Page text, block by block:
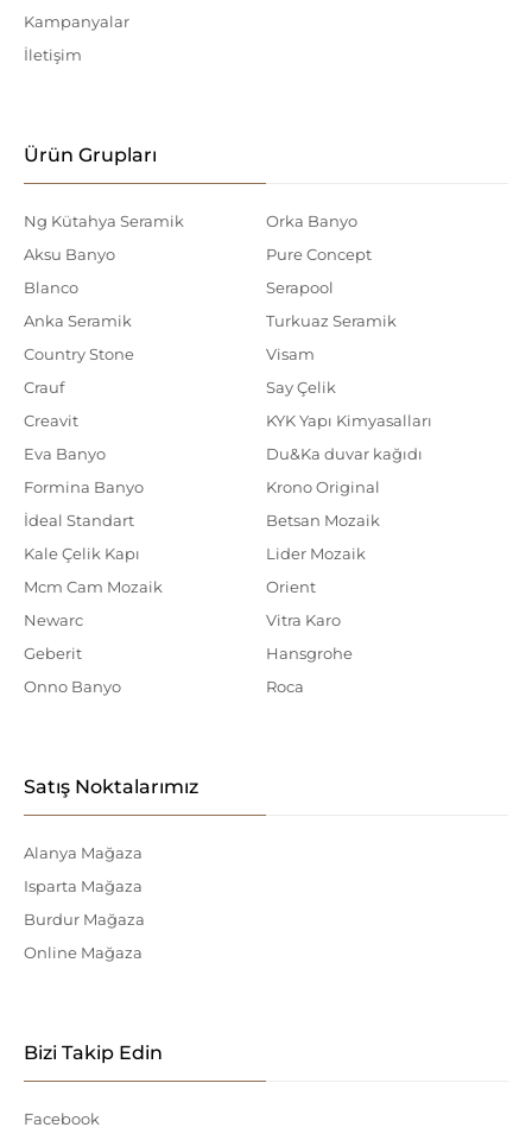
Kampanyalar
İletişim
Ürün Grupları
Ng Kütahya Seramik
Aksu Banyo
Blanco
Anka Seramik
Country Stone
Crauf
Creavit
Eva Banyo
Formina Banyo
İdeal Standart
Kale Çelik Kapı
Mcm Cam Mozaik
Newarc
Geberit
Onno Banyo
Orka Banyo
Pure Concept
Serapool
Turkuaz Seramik
Visam
Say Çelik
KYK Yapı Kimyasalları
Du&Ka duvar kağıdı
Krono Original
Betsan Mozaik
Lider Mozaik
Orient
Vitra Karo
Hansgrohe
Roca
Satış Noktalarımız
Alanya Mağaza
Isparta Mağaza
Burdur Mağaza
Online Mağaza
Bizi Takip Edin
Facebook